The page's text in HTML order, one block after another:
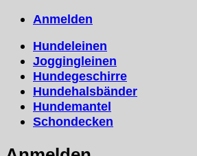
Anmelden
Hundeleinen
Joggingleinen
Hundegeschirre
Hundehalsbänder
Hundemantel
Schondecken